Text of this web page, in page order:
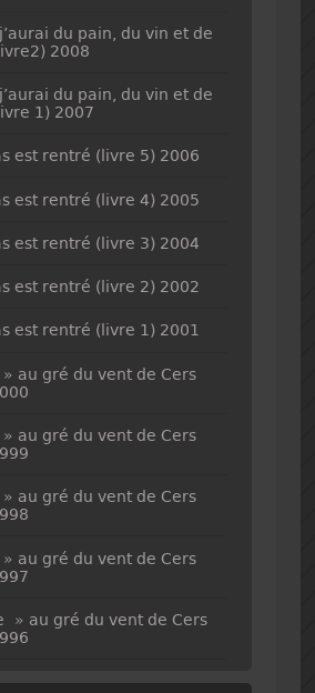
du pain, du vin et de
2008
du pain, du vin et de
1) 2007
est rentré (livre 5) 2006
est rentré (livre 4) 2005
est rentré (livre 3) 2004
est rentré (livre 2) 2002
est rentré (livre 1) 2001
au gré du vent de Cers
au gré du vent de Cers
au gré du vent de Cers
au gré du vent de Cers
» au gré du vent de Cers